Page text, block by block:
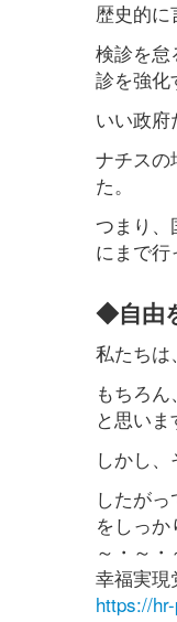
歴史的に
検診を怠
診を強化
いい政府
ナチスの
た。
つまり、
にまで行
◆自由
私たちは
もちろ
と思いま
しかし
したが
をしっ
～・～
幸福実現
https://